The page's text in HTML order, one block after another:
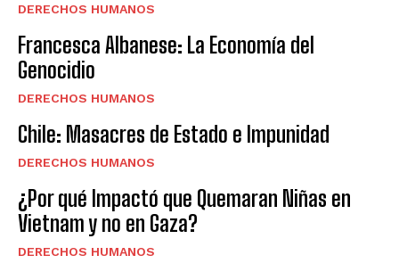
DERECHOS HUMANOS
Francesca Albanese: La Economía del
Genocidio
DERECHOS HUMANOS
Chile: Masacres de Estado e Impunidad
DERECHOS HUMANOS
¿Por qué Impactó que Quemaran Niñas en
Vietnam y no en Gaza?
DERECHOS HUMANOS